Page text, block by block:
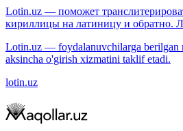
Lotin.uz — поможет
кириллицы на латиницу и обратно.
Lotin.uz — foydalanuvchilarga berilgan
aksincha o'girish xizmatini taklif etadi.
lotin.uz